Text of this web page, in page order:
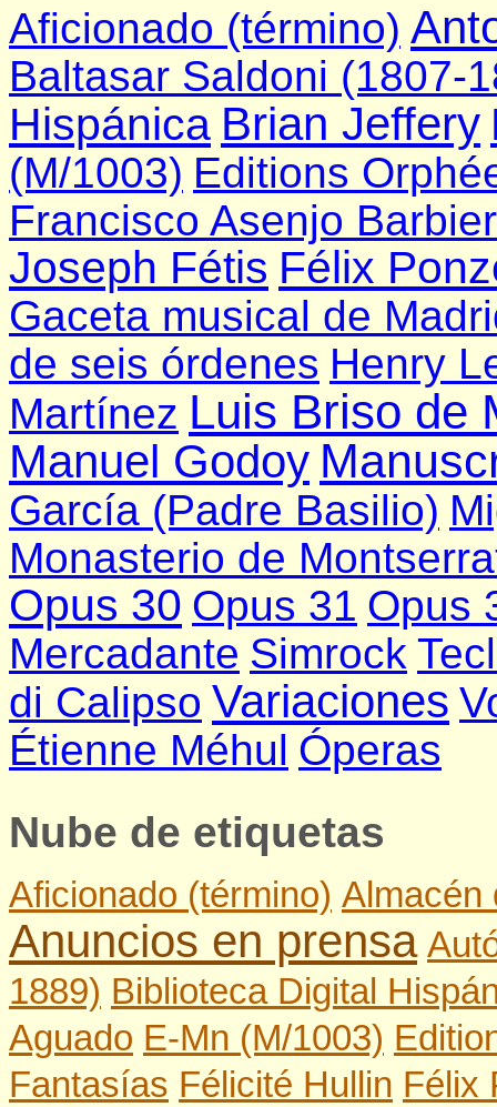
Aficionado (término)
Baltasar Saldoni (1807-
Hispánica Brian Jeffery
(M/1003) Editions
Francisco Asenjo
Joseph Fétis Félix
Gaceta musical de
de seis órdenes Henry
Martínez Luis Briso de
Manuel Godoy
García (Padre Basilio)
Monasterio de
Opus 30 Opus 31 Opus
Mercadante Simrock
di Calipso Variaciones
Étienne Méhul Óperas
Nube de etiquetas
Aficionado (término) Almacén
Anuncios en prensa
1889) Biblioteca Digital
Aguado E-Mn (M/1003)
Fantasías Félicité Hullin Félix